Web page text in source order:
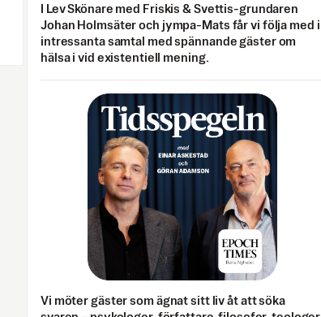
I Lev Skönare med Friskis & Svettis-grundaren
Johan Holmsäter och jympa-Mats får vi följa med i
intressanta samtal med spännande gäster om
hälsa i vid existentiell mening.
Vi möter gäster som ägnat sitt liv åt att söka